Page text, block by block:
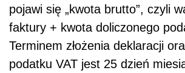
pojawi się „kwota brutto”, czyli
faktury + kwota doliczonego
Terminem złożenia deklaracji
podatku VAT jest 25 dzień